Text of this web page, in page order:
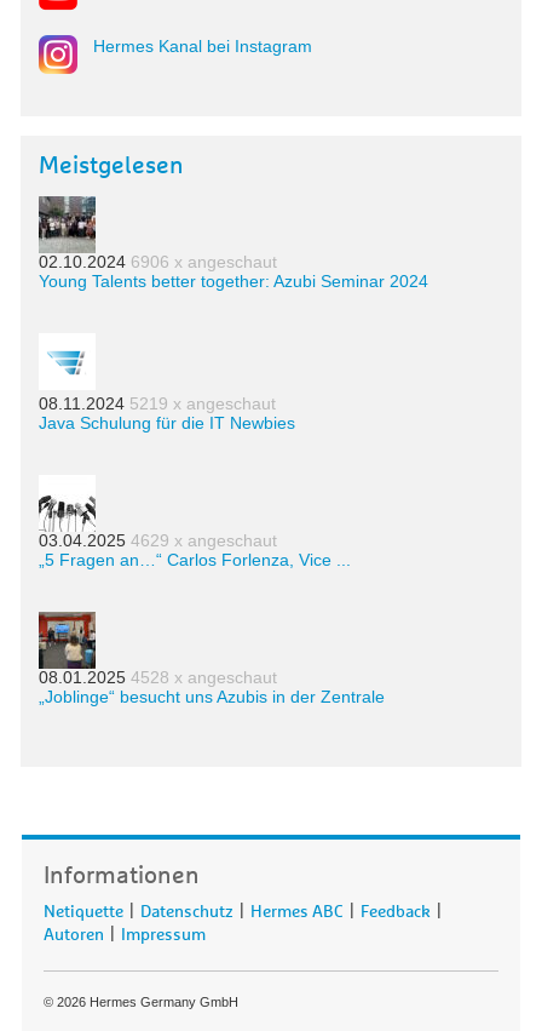
Hermes Kanal bei Instagram
Meistgelesen
02.10.2024 6906 x angeschaut
Young Talents better together: Azubi Seminar 2024
08.11.2024 5219 x angeschaut
Java Schulung für die IT Newbies
03.04.2025 4629 x angeschaut
„5 Fragen an…“ Carlos Forlenza, Vice ...
08.01.2025 4528 x angeschaut
„Joblinge“ besucht uns Azubis in der Zentrale
Informationen
Netiquette | Datenschutz | Hermes ABC | Feedback |
Autoren | Impressum
© 2026 Hermes Germany GmbH